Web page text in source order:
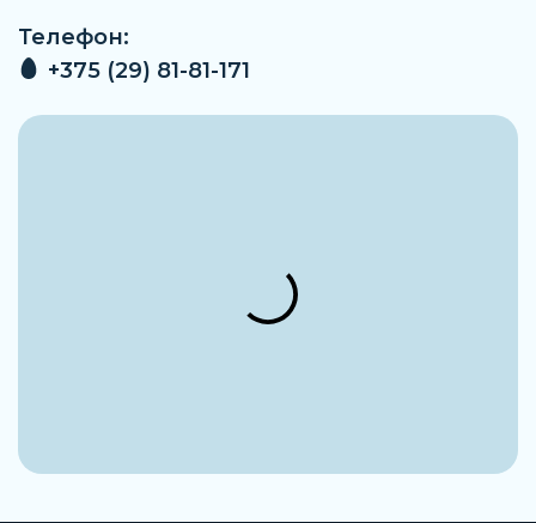
От -10 °C до +60 °C
От -10 °C до +60 °C
Сопротивление коррозии
Телефон:
+375 (29) 81-81-171